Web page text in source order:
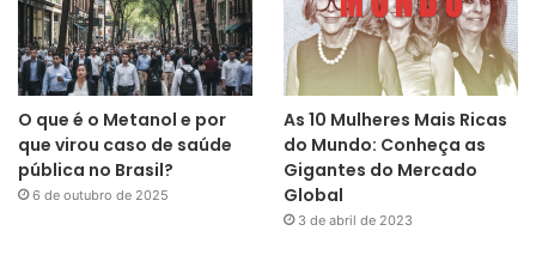
O que é o Metanol e por
que virou caso de saúde
pública no Brasil?
6 de outubro de 2025
As 10 Mulheres Mais Ricas
do Mundo: Conheça as
Gigantes do Mercado
Global
3 de abril de 2023